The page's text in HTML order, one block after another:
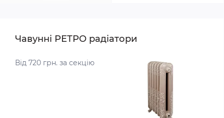
Чавунні РЕТРО радіатори
Від 720 грн. за секцію